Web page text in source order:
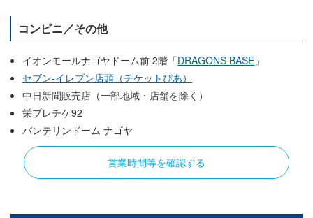
コンビニ／その他
イオンモールナゴヤドーム前 2階「DRAGONS BASE 」
セブン-イレブン店頭（チケットぴあ）
中日新聞販売店（一部地域・店舗を除く）
栄プレチケ92
バンテリンドーム ナゴヤ
営業時間等を確認する